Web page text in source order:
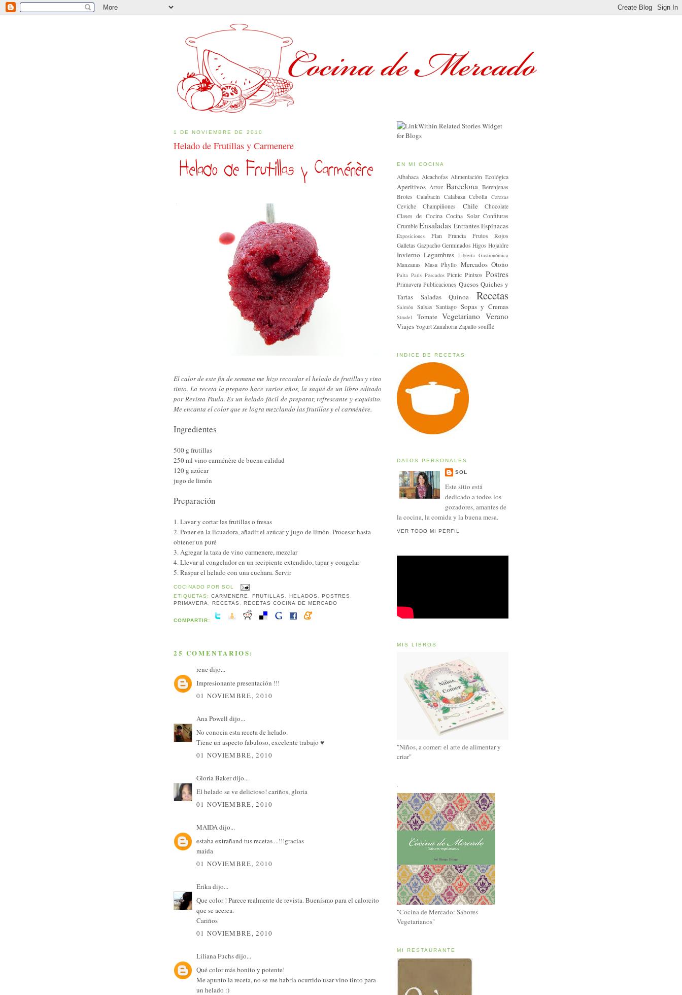
1 DE NOVIEMBRE DE 2010
Helado de Frutillas y Carmenere
El calor de este fin de semana me hizo recordar el helado de frutillas y vino
tinto. La receta la preparo hace varios años, la saqué de un libro editado
por Revista Paula. Es un helado fácil de preparar, refrescante y exquisito.
Me encanta el color que se logra mezclando las frutillas y el carménère.
Ingredientes
500 g frutillas
250 ml vino carménère de buena calidad
120 g azúcar
jugo de limón
Preparación
1. Lavar y cortar las frutillas o fresas
2. Poner en la licuadora, añadir el azúcar y jugo de limón. Procesar hasta
obtener un puré
3. Agregar la taza de vino carmenere, mezclar
4. Llevar al congelador en un recipiente extendido, tapar y congelar
5. Raspar el helado con una cuchara. Servir
COCINADO PORSOL
ETIQUETAS:CARMENERE, FRUTILLAS , HELADOS , POSTRES ,
PRIMAVERA, RECETAS , RECETAS COCINA DE MERCADO
COMPARTIR:
25 COMENTARIOS:
rene dijo...
Impresionante presentación !!!
01 NOVIEMBRE, 2010
Ana Powell dijo...
No conocia esta receta de helado.
Tiene un aspecto fabuloso, excelente trabajo ♥
01 NOVIEMBRE, 2010
Gloria Bakerdijo...
El helado se ve delicioso! cariños, gloria
01 NOVIEMBRE, 2010
MAIDAdijo...
estaba extrañand tus recetas ...!!!gracias
maida
01 NOVIEMBRE, 2010
Erikadijo...
Que color ! Parece realmente de revista. Buenísmo para el calorcito
que se acerca.
Cariños
01 NOVIEMBRE, 2010
Liliana Fuchsdijo...
Qué color más bonito y potente!
Me apunto la receta, no se me habría ocurrido usar vino tinto para
un helado :)
EN MI COCINA
Albahaca Alcachofas Alimentación Ecológica
Aperitivos Arroz Barcelona
Berenjenas
Brotes Calabacín Calabaza Cebolla Cerezas
Ceviche Champiñones Chile
Chocolate
Clases de Cocina Cocina Solar Confituras
Crumble Ensaladas EntrantesEspinacas
Exposiciones Flan Francia
Frutos Rojos
Galletas Gazpacho Germinados Higos Hojaldre
Invierno Legumbres Librería Gastronómica
Manzanas Masa Phyllo Mercados Otoño
Palta Paris Pescados Picnic Pintxos Postres
Primavera Publicaciones Quesos Quiches y
Tartas Saladas
Quínoa Recetas
Salmón Salsas Santiago Sopas y Cremas
Strudel Tomate Vegetariano Verano
Viajes Yogurt Zanahoria Zapallo soufflé
INDICE DE RECETAS
DATOS PERSONALES
SOL
Este sitio está
dedicado a todos los
gozadores, amantes de
la cocina, la comida y la buena mesa.
VER TODO MI PERFIL
MIS LIBROS
"Niños, a comer: el arte de alimentar y
criar"
.
"Cocina de Mercado: Sabores
Vegetarianos"
MI RESTAURANTE